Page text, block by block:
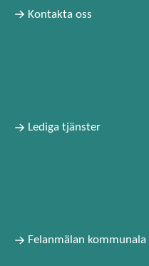
Kontakta oss
Lediga tjänster
Felanmälan